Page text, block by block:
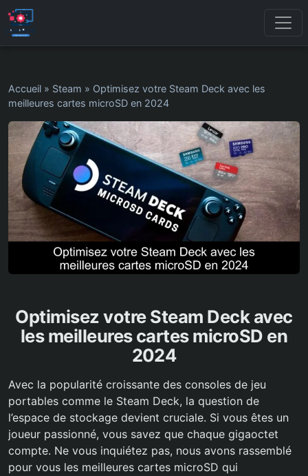
Accueil » Steam » Optimisez votre Steam Deck avec les
meilleures cartes microSD en 2024
Optimisez votre Steam Deck avec
les meilleures cartes microSD en
2024
Avec la popularité croissante des consoles de jeu
portables comme le Steam Deck, la question de
l’espace de stockage devient cruciale. Si vous êtes un
joueur passionné, vous savez que chaque gigaoctet
compte. Ne vous inquiétez pas, nous avons rassemblé
pour vous les meilleures cartes microSD qui